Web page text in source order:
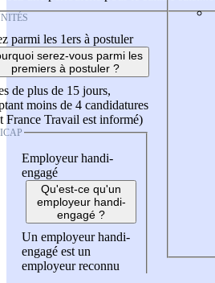
parmi les 1ers à postuler
serez-vous parmi les
premiers à postuler ?
de plus de 15 jours,
moins de 4 candidatures
France Travail est informé)
Employeur handi-
engagé
Qu'est-ce qu'un
employeur handi-
engagé ?
Un employeur handi-
engagé est un
employeur reconnu